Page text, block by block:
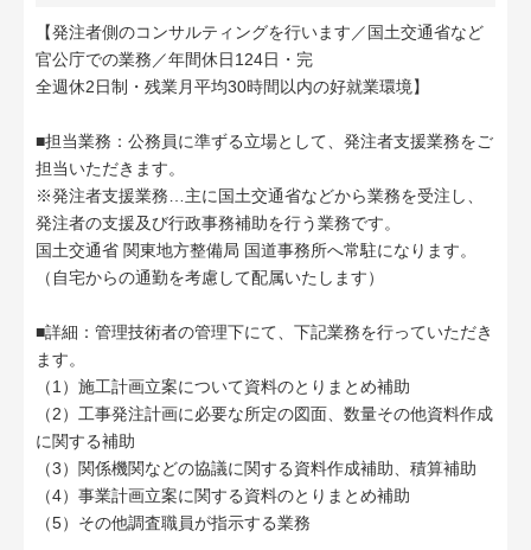
【発注者側のコンサルティングを行います／国土交通省など
官公庁での業務／年間休日124日・完
全週休2日制・残業月平均30時間以内の好就業環境】
■担当業務：公務員に準ずる立場として、発注者支援業務をご
担当いただきます。
※発注者支援業務…主に国土交通省などから業務を受注し、
発注者の支援及び行政事務補助を行う業務です。
国土交通省 関東地方整備局 国道事務所へ常駐になります。
（自宅からの通勤を考慮して配属いたします）
■詳細：管理技術者の管理下にて、下記業務を行っていただき
ます。
（1）施工計画立案について資料のとりまとめ補助
（2）工事発注計画に必要な所定の図面、数量その他資料作成
に関する補助
（3）関係機関などの協議に関する資料作成補助、積算補助
（4）事業計画立案に関する資料のとりまとめ補助
（5）その他調査職員が指示する業務